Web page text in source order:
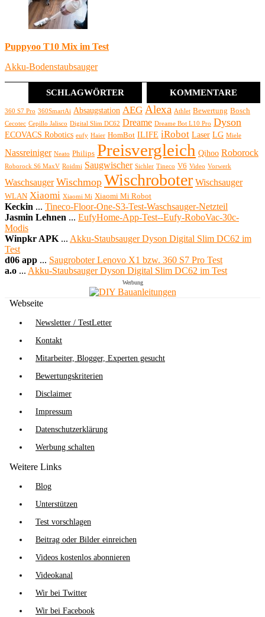
Puppyoo T10 Mix im Test
Akku-Bodenstaubsauger
SCHLAGWÖRTER KOMMENTARE
360 S7 Pro 360SmartAi Absaugstation AEG Alexa Athlet Bewertung Bosch
Cecotec Cepillo Jalisco Digital Slim DC62 Dreame Dreame Bot L10 Pro Dyson
ECOVACS Robotics eufy Haier HomBot ILIFE iRobot Laser LG Miele
Nassreiniger Neato Philips Preisvergleich Qihoo Roborock
Roborock S6 MaxV Roidmi Saugwischer Sichler Tineco V6 Video Vorwerk
Waschsauger Wischmop Wischroboter Wischsauger
WLAN Xiaomi Xiaomi Mi Xiaomi Mi Robot
Keckin ... Tineco-Floor-One-S3-Test-Waschsauger-Netzteil
Jasmin Lehnen ... EufyHome-App-Test--Eufy-RoboVac-30c-
Modis
Winpkr APK ... Akku-Staubsauger Dyson Digital Slim DC62 im
Test
d06 app ... Saugroboter Lenovo X1 bzw. 360 S7 Pro Test
a.o ... Akku-Staubsauger Dyson Digital Slim DC62 im Test
Werbung
Webseite
Newsletter / TestLetter
Kontakt
Mitarbeiter, Blogger, Experten gesucht
Bewertungskriterien
Disclaimer
Impressum
Datenschutzerklärung
Werbung schalten
Weitere Links
Blog
Unterstützen
Test vorschlagen
Beitrag oder Bilder einreichen
Videos kostenlos abonnieren
Videokanal
Wir bei Twitter
Wir bei Facebook